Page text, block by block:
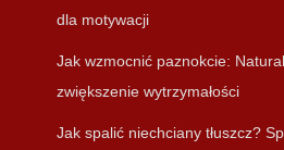
dla motywacji
Jak wzmocnić paznokcie:
zwiększenie wytrzymałości
Jak spalić niechciany tłuszcz?